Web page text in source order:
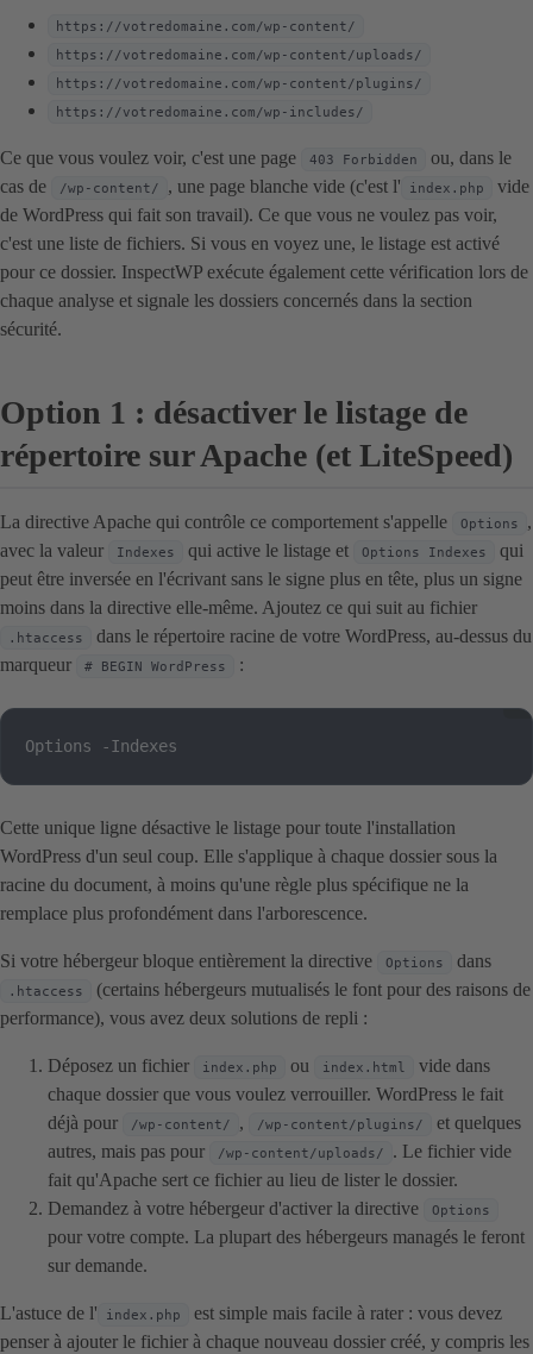
https://votredomaine.com/wp-content/
https://votredomaine.com/wp-content/uploads/
https://votredomaine.com/wp-content/plugins/
https://votredomaine.com/wp-includes/
Ce que vous voulez voir, c'est une page 403 Forbidden
ou, dans le
cas de
/wp-content/ , une page blanche vide (c'est l' index.php
vide
de WordPress qui fait son travail). Ce que vous ne voulez pas voir,
c'est une liste de fichiers. Si vous en voyez une, le listage est activé
pour ce dossier. InspectWP exécute également cette vérification lors de
chaque analyse et signale les dossiers concernés dans la section
sécurité.
Option 1 : désactiver le listage de
répertoire sur Apache (et LiteSpeed)
La directive Apache qui contrôle ce comportement s'appelle Options
,
avec la valeur
Indexes qui active le listage et Options Indexes
qui
peut être inversée en l'écrivant sans le signe plus en tête, plus un signe
moins dans la directive elle-même. Ajoutez ce qui suit au fichier
.htaccess
dans le répertoire racine de votre WordPress, au-dessus du
marqueur
# BEGIN WordPress :
Options -Indexes
Cette unique ligne désactive le listage pour toute l'installation
WordPress d'un seul coup. Elle s'applique à chaque dossier sous la
racine du document, à moins qu'une règle plus spécifique ne la
remplace plus profondément dans l'arborescence.
Si votre hébergeur bloque entièrement la directive Options dans
.htaccess
(certains hébergeurs mutualisés le font pour des raisons de
performance), vous avez deux solutions de repli :
Déposez un fichier index.php ou index.html
vide dans
chaque dossier que vous voulez verrouiller. WordPress le fait
déjà pour
/wp-content/ , /wp-content/plugins/
et quelques
autres, mais pas pour
/wp-content/uploads/
. Le fichier vide
fait qu'Apache sert ce fichier au lieu de lister le dossier.
Demandez à votre hébergeur d'activer la directive
Options
pour votre compte. La plupart des hébergeurs managés le feront
sur demande.
L'astuce de l' index.php
est simple mais facile à rater : vous devez
penser à ajouter le fichier à chaque nouveau dossier créé, y compris les